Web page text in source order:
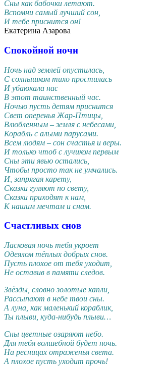
Сны как бабочки летают.
Вспомни самый лучший сон,
И тебе приснится он!
Екатерина Азарова
Спокойной ночи
Ночь над землей опустилась,
С солнышком тихо простилась
И убаюкала нас
В этот таинственный час.
Ночью пусть детям приснится
Свет оперенья Жар-Птицы,
Влюбленным – земля с небесами,
Корабль с алыми парусами.
Всем людям – сон счастья и веры.
И только чтоб с лучиком первым
Сны эти явью остались,
Чтобы просто так не умчались.
И, запрягая карету,
Сказки гуляют по свету,
Сказки приходят к нам,
К нашим мечтам и снам.
Счастливых снов
Ласковая ночь тебя укроет
Одеялом тёплых добрых снов.
Пусть плохое от тебя уходит,
Не оставив в памяти следов.
Звёзды, словно золотые капли,
Рассыпают в небе твои сны.
А луна, как маленький кораблик,
Ты плыви, куда-нибудь плыви…
Сны цветные озаряют небо.
Для тебя волшебной будет ночь.
На ресницах отраженья света.
А плохое пусть уходит прочь!